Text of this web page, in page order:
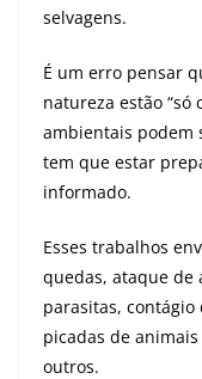
selvagens.
É um erro pensar
natureza estão “só
ambientais podem
tem que estar
informado.
Esses trabalhos
quedas, ataque de
parasitas,
picadas de
outros.